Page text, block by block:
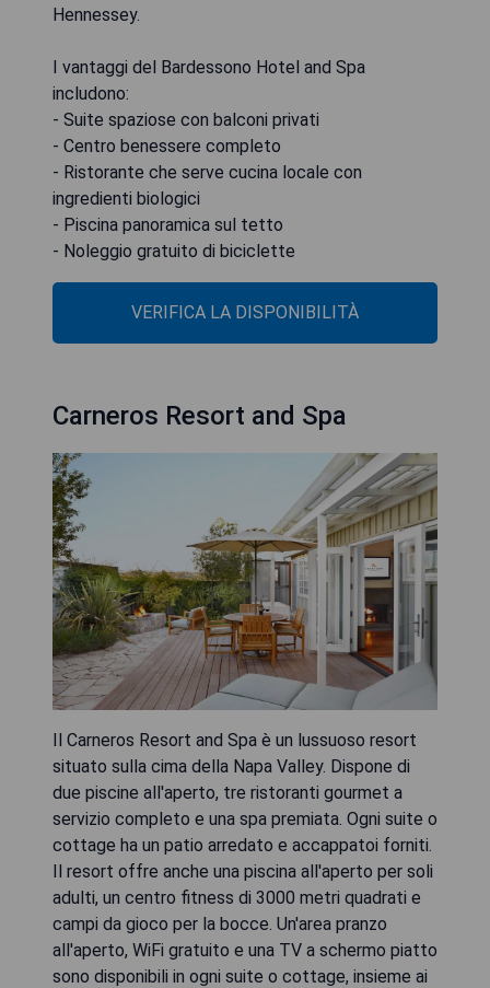
Hennessey.
I vantaggi del Bardessono Hotel and Spa
includono:
- Suite spaziose con balconi privati
- Centro benessere completo
- Ristorante che serve cucina locale con
ingredienti biologici
- Piscina panoramica sul tetto
- Noleggio gratuito di biciclette
VERIFICA LA DISPONIBILITÀ
Carneros Resort and Spa
Il Carneros Resort and Spa è un lussuoso resort
situato sulla cima della Napa Valley. Dispone di
due piscine all'aperto, tre ristoranti gourmet a
servizio completo e una spa premiata. Ogni suite o
cottage ha un patio arredato e accappatoi forniti.
Il resort offre anche una piscina all'aperto per soli
adulti, un centro fitness di 3000 metri quadrati e
campi da gioco per la bocce. Un'area pranzo
all'aperto, WiFi gratuito e una TV a schermo piatto
sono disponibili in ogni suite o cottage, insieme ai